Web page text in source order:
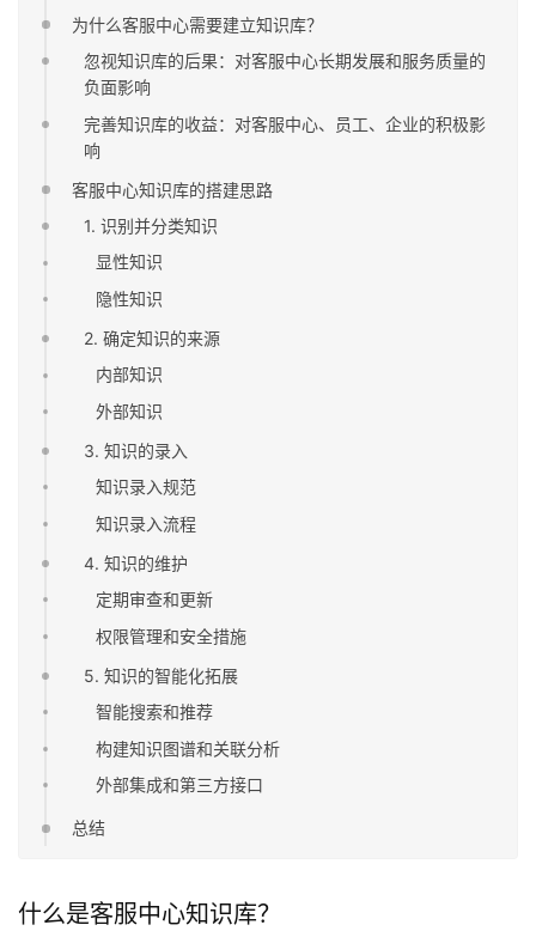
为什么客服中心需要建立知识库？
忽视知识库的后果：对客服中心长期发展和服务质量的
负面影响
完善知识库的收益：对客服中心、员工、企业的积极影
响
客服中心知识库的搭建思路
1. 识别并分类知识
显性知识
隐性知识
2. 确定知识的来源
内部知识
外部知识
3. 知识的录入
知识录入规范
知识录入流程
4. 知识的维护
定期审查和更新
权限管理和安全措施
5. 知识的智能化拓展
智能搜索和推荐
构建知识图谱和关联分析
外部集成和第三方接口
总结
什么是客服中心知识库？